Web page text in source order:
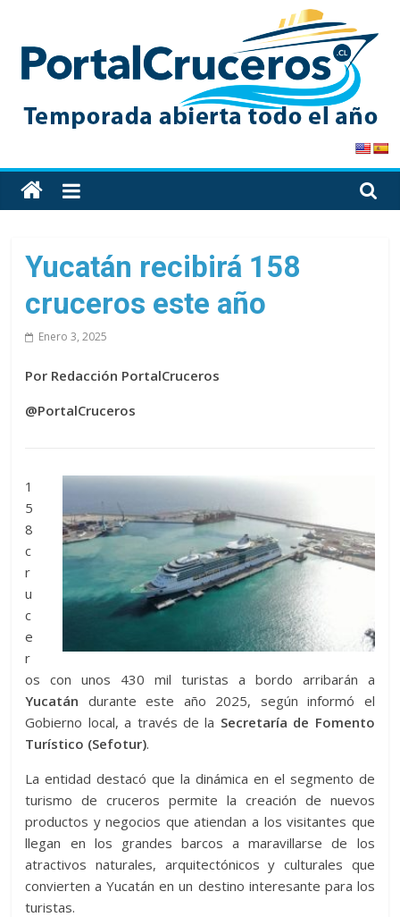
content
PortalCruceros
Toda
la
de
cruceros
en
solo
Yucatán recibirá 158
cruceros este año
Enero 3, 2025
Por Redacción PortalCruceros
@PortalCruceros
1
5
8
c
r
u
c
e
r
os con unos 430 mil turistas a bordo arribarán a
Yucatán durante este año 2025, según informó el
Gobierno local, a través de la Secretaría de Fomento
Turístico (Sefotur).
La entidad destacó que la dinámica en el segmento de
turismo de cruceros permite la creación de nuevos
productos y negocios que atiendan a los visitantes que
llegan en los grandes barcos a maravillarse de los
atractivos naturales, arquitectónicos y culturales que
convierten a Yucatán en un destino interesante para los
turistas.